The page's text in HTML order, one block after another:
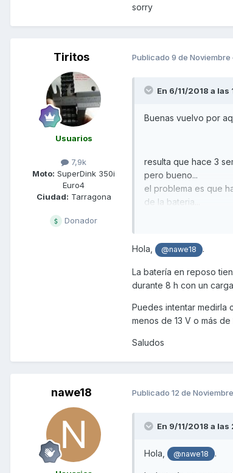
sorry
Tiritos
Usuarios
7,9k
Moto: SuperDink 350i
Euro4
Ciudad: Tarragona
Donador
Publicado 9 de Noviembre
En 6/11/2018 a las
Buenas vuelvo por
resulta que hace 3
pero bueno...
el problema es que
de la bateria...
esta mañana he
creeis que es la
grave como el
ya que el regulador
de nuevo
pd: es laSD300i
Hola, @nawe18 .
La batería en reposo
durante 8 h con un
Puedes intentar medirla
menos de 13 V o más
Saludos
nawe18 Publicado 12 de
En 9/11/2018 a las
Hola, @nawe18 .